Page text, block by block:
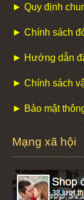
► Quy định
► Chính sách
► Hướng dẫn
► Chính sách
► Bảo mật
Mạng xã hội